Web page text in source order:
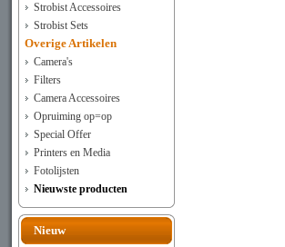
Strobist Accessoires
Strobist Sets
Overige Artikelen
Camera's
Filters
Camera Accessoires
Opruiming op=op
Special Offer
Printers en Media
Fotolijsten
Nieuwste producten
Nieuw